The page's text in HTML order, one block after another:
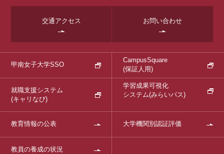
交通アクセス お問い合わせ
甲南女子大学SSO
CampusSquare
(保証人用)
就職支援システム
(キャリなび)
学習成果可視化
システム(みらいパス)
教育情報の公表 大学機関別認証評価
教員の養成の状況